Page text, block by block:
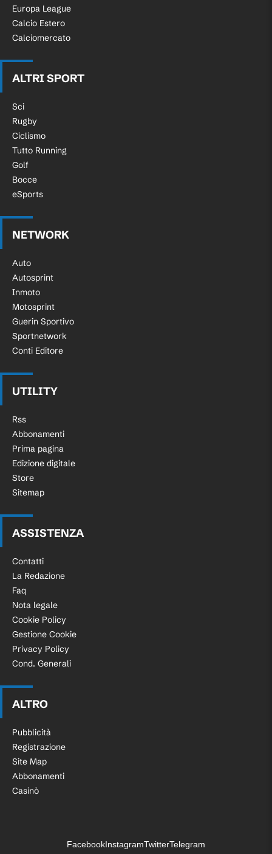
Europa League
Calcio Estero
Calciomercato
ALTRI SPORT
Sci
Rugby
Ciclismo
Tutto Running
Golf
Bocce
eSports
NETWORK
Auto
Autosprint
Inmoto
Motosprint
Guerin Sportivo
Sportnetwork
Conti Editore
UTILITY
Rss
Abbonamenti
Prima pagina
Edizione digitale
Store
Sitemap
ASSISTENZA
Contatti
La Redazione
Faq
Nota legale
Cookie Policy
Gestione Cookie
Privacy Policy
Cond. Generali
ALTRO
Pubblicità
Registrazione
Site Map
Abbonamenti
Casinò
FacebookInstagramTwitterTelegram